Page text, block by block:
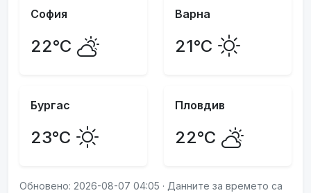
София
22°C
Варна
21°C
Бургас
23°C
Пловдив
22°C
Обновено: 2026-08-07 04:05 · Данните за времето са